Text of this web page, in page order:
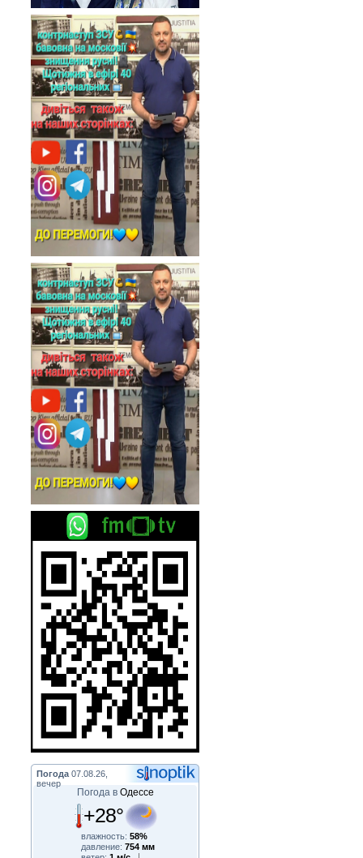
Погода 07.08.26,
вечер
Погода в Одессе
+28°
влажность: 58%
давление: 754 мм